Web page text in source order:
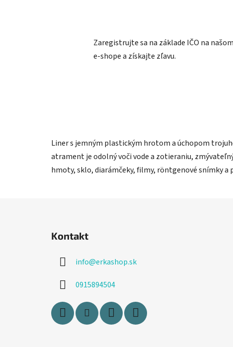
Zaregistrujte sa na základe IČO na našom
e-shope a získajte zľavu.
Liner s jemným plastickým hrotom a úchopom
atrament je odolný voči vode a zotieraniu,
hmoty, sklo, diarámčeky, filmy, röntgenové snímky a
Kontakt
info@erkashop.sk
0915894504